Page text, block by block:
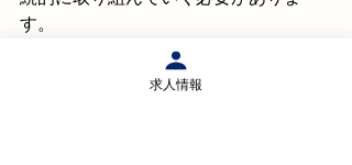
す。
新光梱包フオワーディング株式会社
は、今後も健康経営を推進し、従業員
求人情報